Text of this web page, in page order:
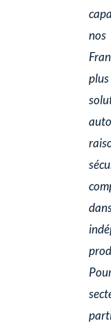
plus